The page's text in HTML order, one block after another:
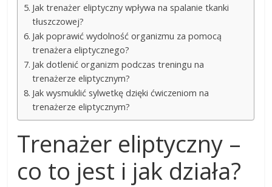
Jak trenażer eliptyczny wpływa na spalanie tkanki
tłuszczowej?
Jak poprawić wydolność organizmu za pomocą
trenażera eliptycznego?
Jak dotlenić organizm podczas treningu na
trenażerze eliptycznym?
Jak wysmuklić sylwetkę dzięki ćwiczeniom na
trenażerze eliptycznym?
Trenażer eliptyczny –
co to jest i jak działa?